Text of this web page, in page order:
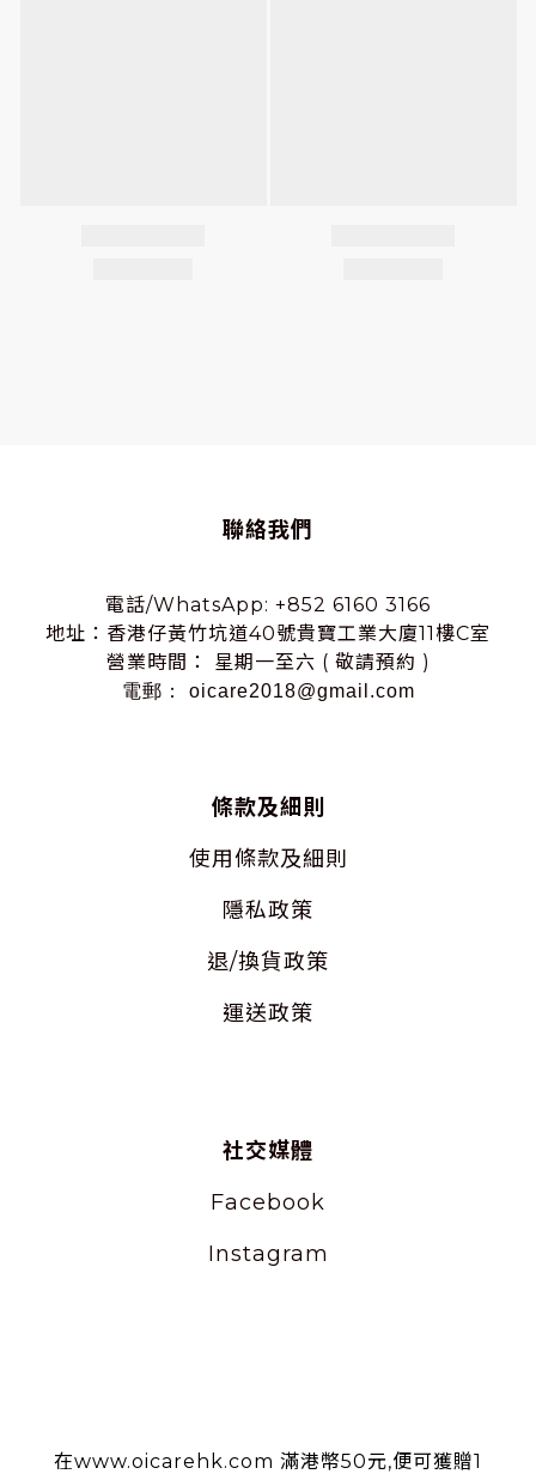
聯絡我們
電話/WhatsApp: +852 6160 3166
地址：香港仔黃竹坑道40號貴寶工業大廈11樓C室
營業時間： 星期一至六 ( 敬請預約 )
電郵： oicare2018@gmail.com
條款及細則
使用條款及細則
隱私政策
退/換貨政策
運送政策
社交媒體
Facebook
Instagram
在www.oicarehk.com 滿港幣50元,便可獲贈1